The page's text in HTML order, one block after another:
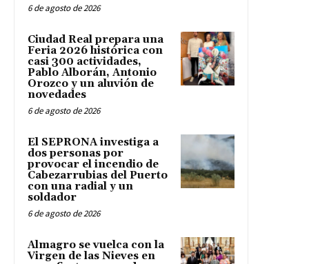
6 de agosto de 2026
Ciudad Real prepara una
Feria 2026 histórica con
casi 300 actividades,
Pablo Alborán, Antonio
Orozco y un aluvión de
novedades
6 de agosto de 2026
El SEPRONA investiga a
dos personas por
provocar el incendio de
Cabezarrubias del Puerto
con una radial y un
soldador
6 de agosto de 2026
Almagro se vuelca con la
Virgen de las Nieves en